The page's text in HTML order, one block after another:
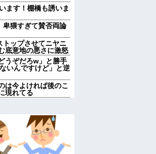
ます！棚橋も誘いま
卑猥すぎて賛否両論
トップさせてニヤニ
底意地の悪さに激怒
うぞだろw」と勝手
いんですけど」と逆
は今よければ後のこ
現れてる
引き取ってほしい
きゃいけないんだ
に売ってた。私「お
姪「それ言っちゃ